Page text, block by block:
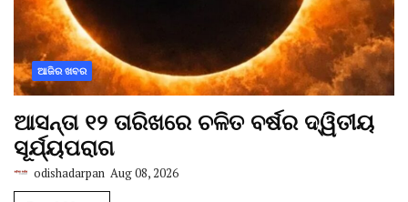
ଆଜିର ଖବର
ଆସନ୍ତା ୧୨ ତାରିଖରେ ଚଳିତ ବର୍ଷର ଦ୍ୱିତୀୟ
ସୂର୍ଯ୍ୟପରାଗ
odishadarpan Aug 08, 2026